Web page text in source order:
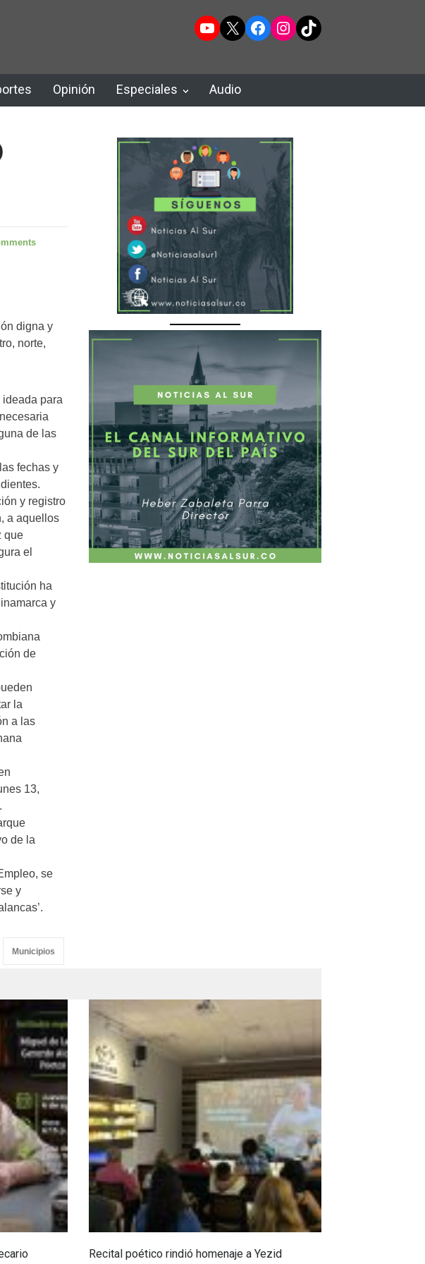
YouTube
X Facebook
Instagram
TikTok
Opinión Especiales Audio
digna y
norte,
para
de las
fechas y
y registro
a aquellos
que
el
ha
y
de
la
a las
13,
de la
se
y
Municipios
Recital poético rindió homenaje a Yezid